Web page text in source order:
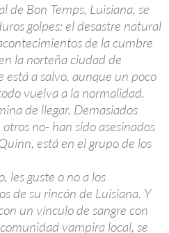
de Bon Temps, Luisiana, se
golpes: el desastre natural
de la cumbre
la norteña ciudad de
está a salvo, aunque un poco
vuelva a la normalidad.
de llegar. Demasiados
no- han sido asesinados
está en el grupo de los
les guste o no a los
de su rincón de Luisiana. Y
un vínculo de sangre con
vampira local, se